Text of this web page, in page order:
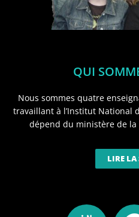
QUI
Nous sommes quatre
travaillant à l’Institut National
dépend du ministère de
LIRE LA